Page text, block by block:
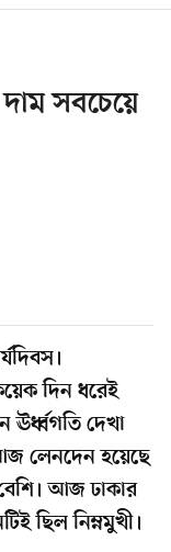
সবচেয়ে
দিন ধরেই
ঊর্ধ্বগতি দেখা
লেনদেন হয়েছে
আজ ঢাকার
ছিল নিম্নমুখী।